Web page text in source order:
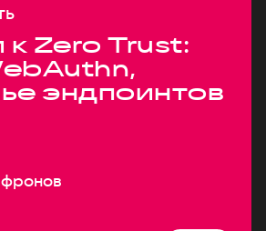
к Zero Trust:
эндпоинтов